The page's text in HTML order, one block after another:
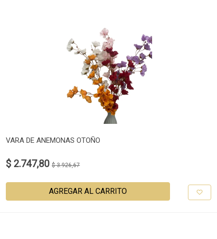
VARA DE ANEMONAS OTOÑO
$ 2.747,80 $ 3.926,67
AGREGAR AL CARRITO